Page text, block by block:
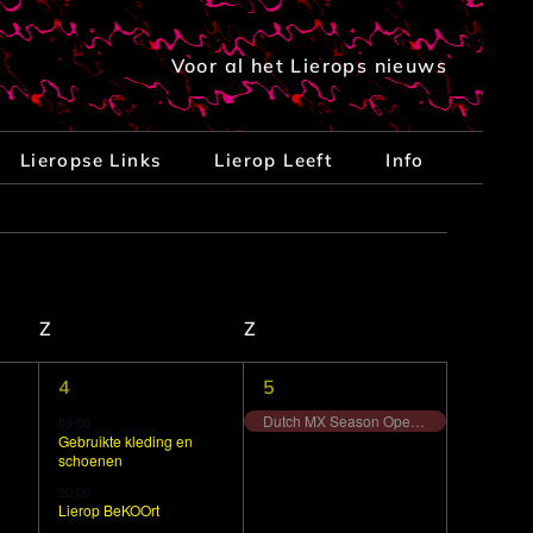
Voor al het Lierops nieuws
Lieropse Links Lierop Leeft Info
Z Z
2
evenementen,
4
09:00
Gebruikte kleding en
schoenen
20:00
Lierop BeKOOrt
1
evenement,
5